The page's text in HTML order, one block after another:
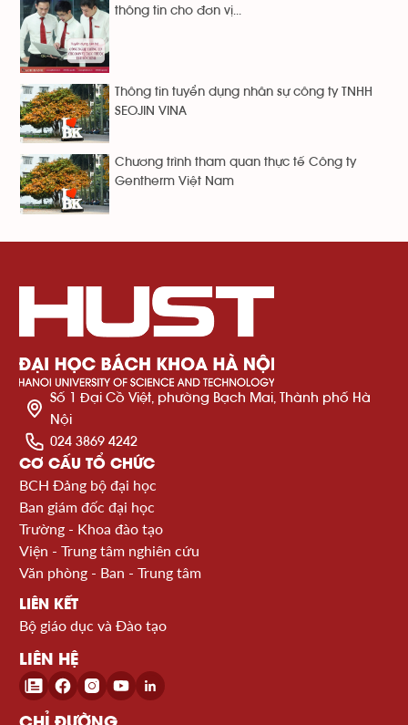
thông tin cho đơn vị...
Thông tin tuyển dụng nhân sự công ty TNHH
SEOJIN VINA
Chương trình tham quan thực tế Công ty
Gentherm Việt Nam
Số 1 Đại Cồ Việt, phường Bạch Mai, Thành phố Hà
Nội
024 3869 4242
CƠ CẤU TỔ CHỨC
BCH Đảng bộ đại học
Ban giám đốc đại học
Trường - Khoa đào tạo
Viện - Trung tâm nghiên cứu
Văn phòng - Ban - Trung tâm
LIÊN KẾT
Bộ giáo dục và Đào tạo
LIÊN HỆ